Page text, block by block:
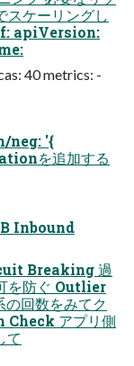
スケーリングし
apiVersion:
40 metrics: -
neg: '{
を追加する
Inbound
Breaking 過
を防ぐ Outlier
回数をみてク
Check アプリ側
て